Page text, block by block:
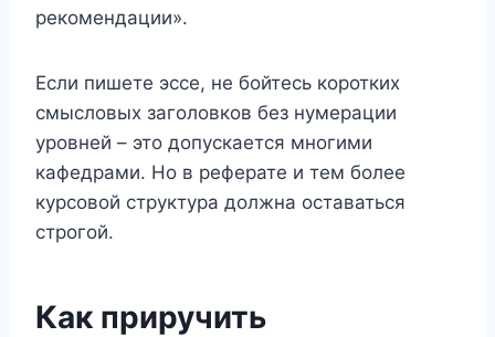
рекомендации».
Если пишете эссе, не бойтесь коротких
смысловых заголовков без нумерации
уровней – это допускается многими
кафедрами. Но в реферате и тем более
курсовой структура должна оставаться
строгой.
Как приручить